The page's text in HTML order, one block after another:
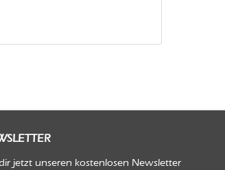
jetzt unseren kostenlosen Newsletter